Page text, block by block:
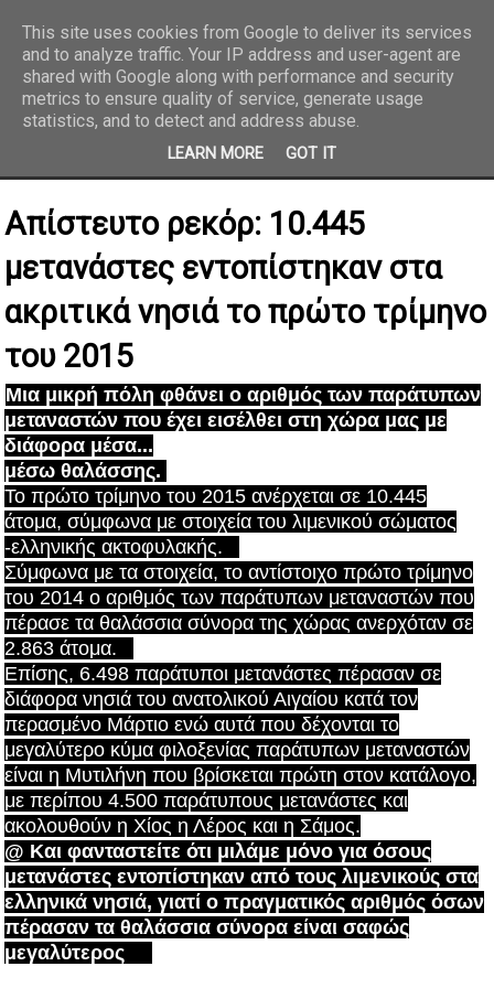
REPORTAZ NET
Απίστευτο ρεκόρ: 10.445
μετανάστες εντοπίστηκαν στα
ακριτικά νησιά το πρώτο τρίμηνο
του 2015
Μια μικρή πόλη φθάνει ο αριθμός των παράτυπων
μεταναστών που έχει εισέλθει στη χώρα μας με
διάφορα μέσα...
μέσω θαλάσσης.
Το πρώτο τρίμηνο του 2015 ανέρχεται σε 10.445
άτομα, σύμφωνα με στοιχεία του λιμενικού σώματος
-ελληνικής ακτοφυλακής.
Σύμφωνα με τα στοιχεία, το αντίστοιχο πρώτο τρίμηνο
του 2014 ο αριθμός των παράτυπων μεταναστών που
πέρασε τα θαλάσσια σύνορα της χώρας ανερχόταν σε
2.863 άτομα.
Επίσης, 6.498 παράτυποι μετανάστες πέρασαν σε
διάφορα νησιά του ανατολικού Αιγαίου κατά τον
περασμένο Μάρτιο ενώ αυτά που δέχονται το
μεγαλύτερο κύμα φιλοξενίας παράτυπων μεταναστών
είναι η Μυτιλήνη που βρίσκεται πρώτη στον κατάλογο,
με περίπου 4.500 παράτυπους μετανάστες και
ακολουθούν η Χίος η Λέρος και η Σάμος.
@ Και φανταστείτε ότι μιλάμε μόνο για όσους
μετανάστες εντοπίστηκαν από τους λιμενικούς στα
ελληνικά νησιά, γιατί ο πραγματικός αριθμός όσων
πέρασαν τα θαλάσσια σύνορα είναι σαφώς
μεγαλύτερος
This site uses cookies from Google to deliver its services
and to analyze traffic. Your IP address and user-agent are
shared with Google along with performance and security
metrics to ensure quality of service, generate usage
statistics, and to detect and address abuse.
LEARN MORE GOT IT